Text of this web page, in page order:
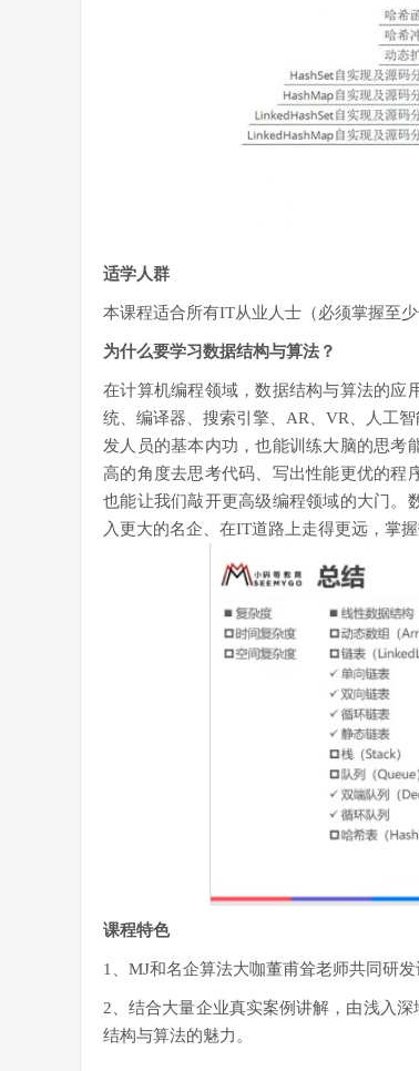
适学人群
本课程适合所有IT从业人士（必须掌握至
为什么要学习数据结构与算法？
在计算机编程领域，数据结构与算法的应
统、编译器、搜索引擎、AR、VR、人工
发人员的基本内功，也能训练大脑的思考
高的角度去思考代码、写出性能更优的程
也能让我们敲开更高级编程领域的大门。
入更大的名企、在IT道路上走得更远，掌
课程特色
1、MJ和名企算法大咖董甫耸老师共同研
2、结合大量企业真实案例讲解，由浅入
结构与算法的魅力。